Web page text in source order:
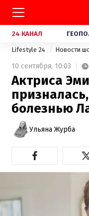
24 КАНАЛ
Lifestyle 24 Новости
10 сентября, 10:03
Актриса
болезнью
Ульяна Журба